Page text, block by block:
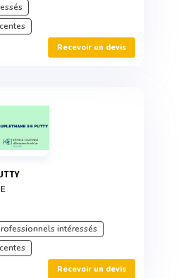
Recevoir un devis
intéressés
Recevoir un devis